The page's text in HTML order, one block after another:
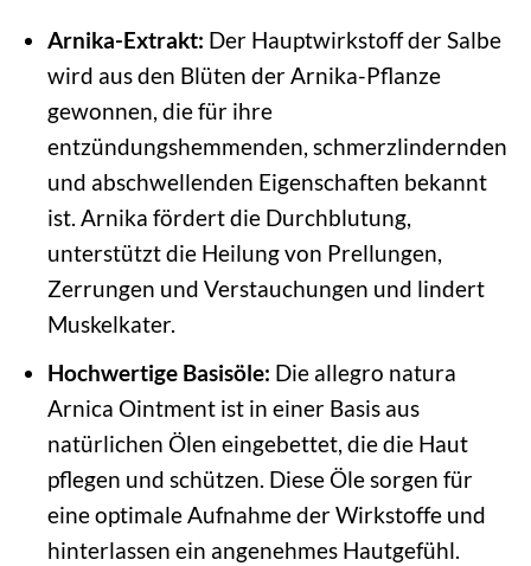
Arnika-Extrakt: Der Hauptwirkstoff der Salbe
wird aus den Blüten der Arnika-Pflanze
gewonnen, die für ihre
entzündungshemmenden, schmerzlindernden
und abschwellenden Eigenschaften bekannt
ist. Arnika fördert die Durchblutung,
unterstützt die Heilung von Prellungen,
Zerrungen und Verstauchungen und lindert
Muskelkater.
Hochwertige Basisöle: Die allegro natura
Arnica Ointment ist in einer Basis aus
natürlichen Ölen eingebettet, die die Haut
pflegen und schützen. Diese Öle sorgen für
eine optimale Aufnahme der Wirkstoffe und
hinterlassen ein angenehmes Hautgefühl.